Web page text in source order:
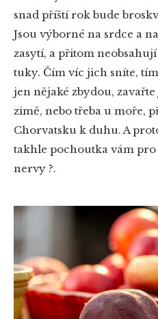
snad příští rok bude
Jsou výborné na srdce a
zasytí, a přitom
tuky. Čím víc jich sníte,
jen nějaké zbydou,
zimě, nebo třeba u moře,
Chorvatsku k duhu. A
takhle pochoutka vám
nervy ?.